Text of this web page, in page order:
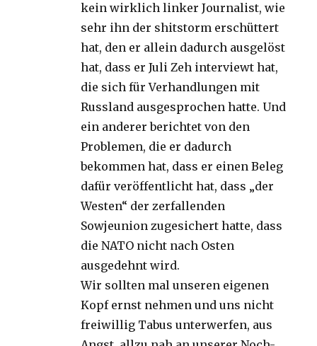
kein wirklich linker Journalist, wie
sehr ihn der shitstorm erschüttert
hat, den er allein dadurch ausgelöst
hat, dass er Juli Zeh interviewt hat,
die sich für Verhandlungen mit
Russland ausgesprochen hatte. Und
ein anderer berichtet von den
Problemen, die er dadurch
bekommen hat, dass er einen Beleg
dafür veröffentlicht hat, dass „der
Westen“ der zerfallenden
Sowjeunion zugesichert hatte, dass
die NATO nicht nach Osten
ausgedehnt wird.
Wir sollten mal unseren eigenen
Kopf ernst nehmen und uns nicht
freiwillig Tabus unterwerfen, aus